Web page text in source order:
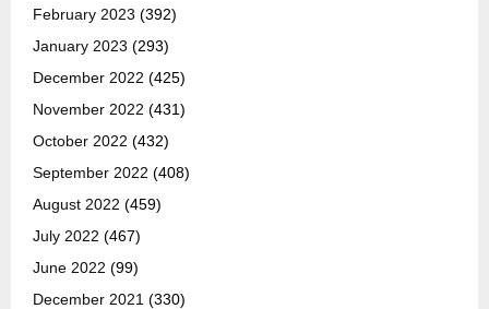
February 2023 (392)
January 2023 (293)
December 2022 (425)
November 2022 (431)
October 2022 (432)
September 2022 (408)
August 2022 (459)
July 2022 (467)
June 2022 (99)
December 2021 (330)